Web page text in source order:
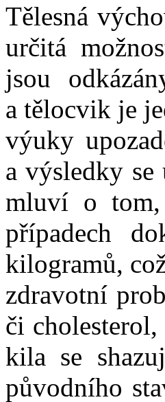
Tělesná
určitá
jsou
a tělocvik je
výuky
a výsledky
mluví o tom,
případech
kilogramů,
zdravotní
či
kila se
původního